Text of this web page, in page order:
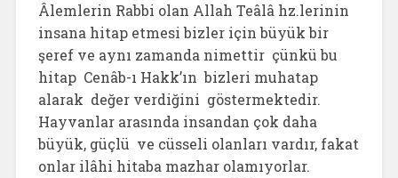
Âlemlerin Rabbi olan Allah Teâlâ hz.lerinin
insana hitap etmesi bizler için büyük bir
şeref ve aynı zamanda nimettir çünkü bu
hitap Cenâb-ı Hakk’ın bizleri muhatap
alarak değer verdiğini göstermektedir.
Hayvanlar arasında insandan çok daha
büyük, güçlü ve cüsseli olanları vardır, fakat
onlar ilâhi hitaba mazhar olamıyorlar.